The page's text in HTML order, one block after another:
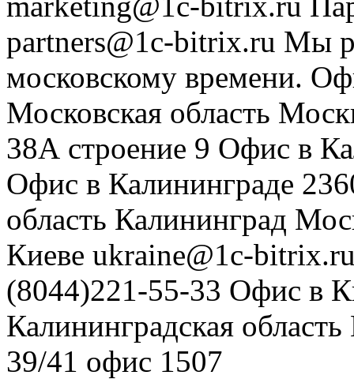
partners@1c-bitrix.ru Мы
московскому времени.
Московская область
38А строение 9 Офис в
Офис в Калининграде
область Калининград
Киеве ukraine@1c-
(8044)221-55-33 Офис в
Калининградская область
39/41 офис 1507